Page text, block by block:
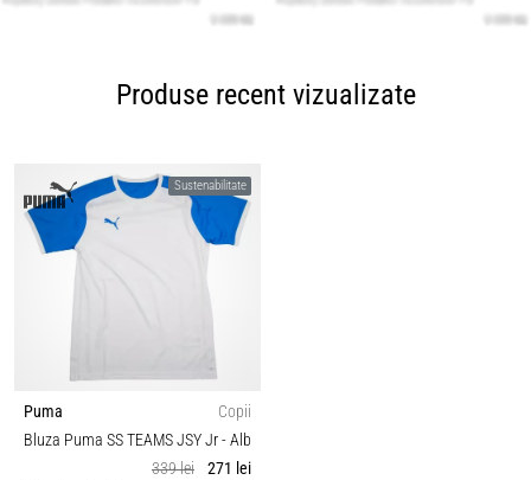
Produse recent vizualizate
Sustenabilitate
Puma
Copii
Bluza Puma SS TEAMS JSY Jr- Alb
339 lei
271 lei